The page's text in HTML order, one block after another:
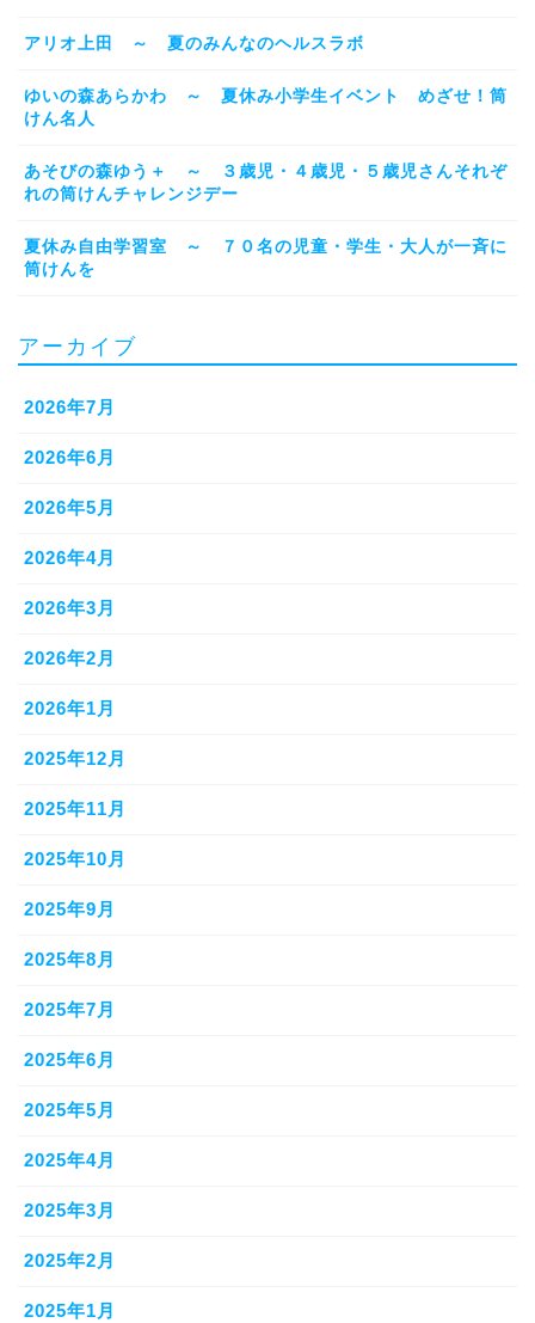
アリオ上田 ～ 夏のみんなのヘルスラボ
ゆいの森あらかわ ～ 夏休み小学生イベント めざせ！筒
けん名人
あそびの森ゆう＋ ～ ３歳児・４歳児・５歳児さんそれぞ
れの筒けんチャレンジデー
夏休み自由学習室 ～ ７０名の児童・学生・大人が一斉に
筒けんを
アーカイブ
2026年7月
2026年6月
2026年5月
2026年4月
2026年3月
2026年2月
2026年1月
2025年12月
2025年11月
2025年10月
2025年9月
2025年8月
2025年7月
2025年6月
2025年5月
2025年4月
2025年3月
2025年2月
2025年1月